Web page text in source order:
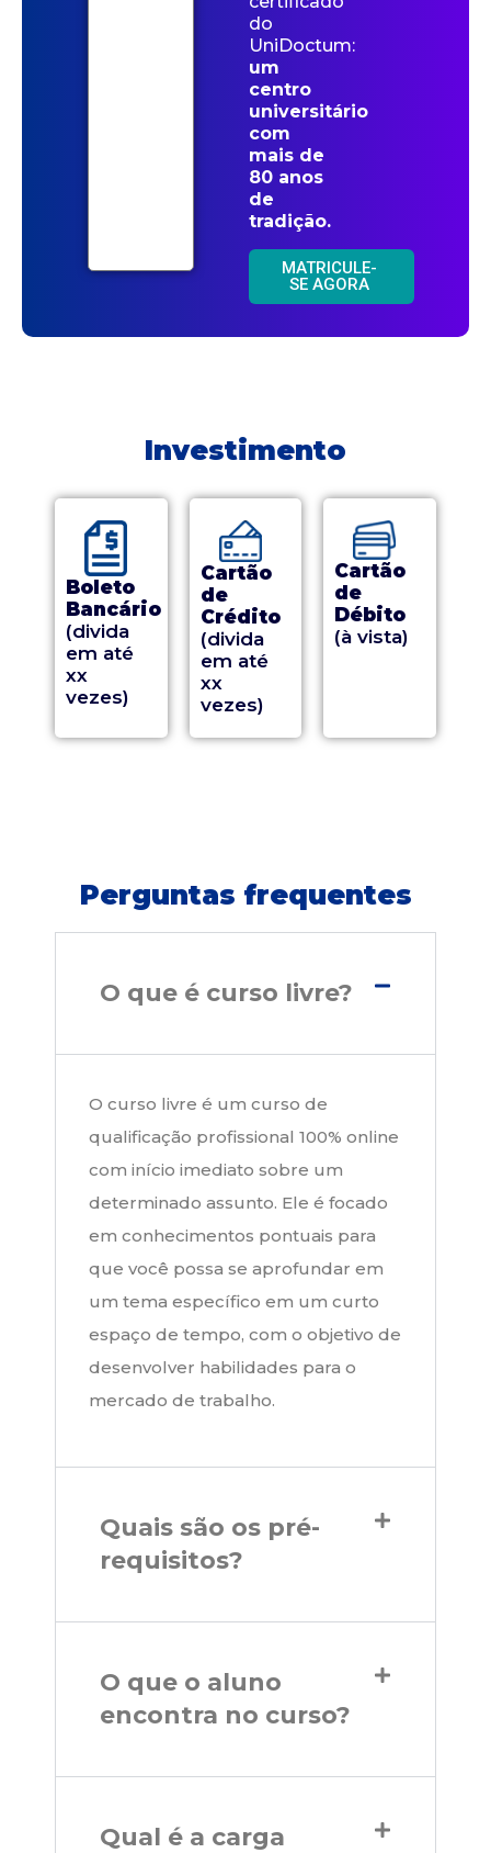
do
UniDoctum:
um
centro
universitário
com
mais de
80 anos
de
tradição.
MATRICULE-
SE AGORA
Investimento
Boleto
Bancário
(divida
em até
xx
vezes)
Cartão
de
Crédito
(divida
em até
xx
vezes)
Cartão
de
Débito
(à vista)
Perguntas frequentes
O que é curso livre?
O curso livre é um curso de
qualificação profissional 100% online
com início imediato sobre um
determinado assunto. Ele é focado
em conhecimentos pontuais para
que você possa se aprofundar em
um tema específico em um curto
espaço de tempo, com o objetivo de
desenvolver habilidades para o
mercado de trabalho.
Quais são os pré-
requisitos?
O que o aluno
encontra no curso?
Qual é a carga